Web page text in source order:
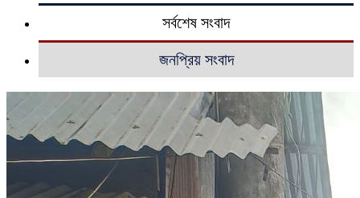
সর্বশেষ সংবাদ
জনপ্রিয় সংবাদ